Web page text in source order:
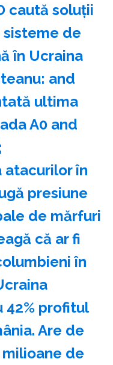
caută soluţii
de
în Ucraina
and
ultima
A0 and
atacurilor în
presiune
de mărfuri
că ar fi
în
42% profitul
Are de
de